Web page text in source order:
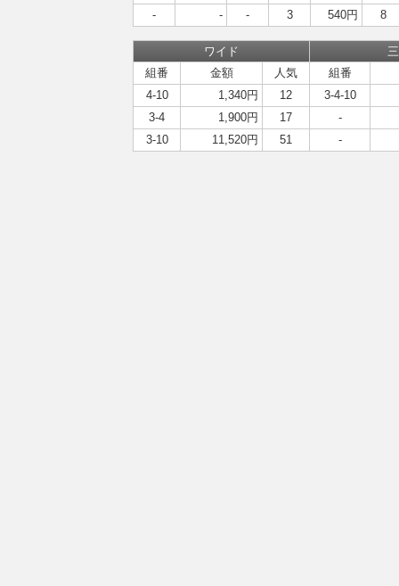
-
- - 3 540円 8
ワイド
組番
金額 人気
組番
4-10
1,340円 12
3-4-10
3-4
1,900円 17
-
3-10
11,520円 51 -